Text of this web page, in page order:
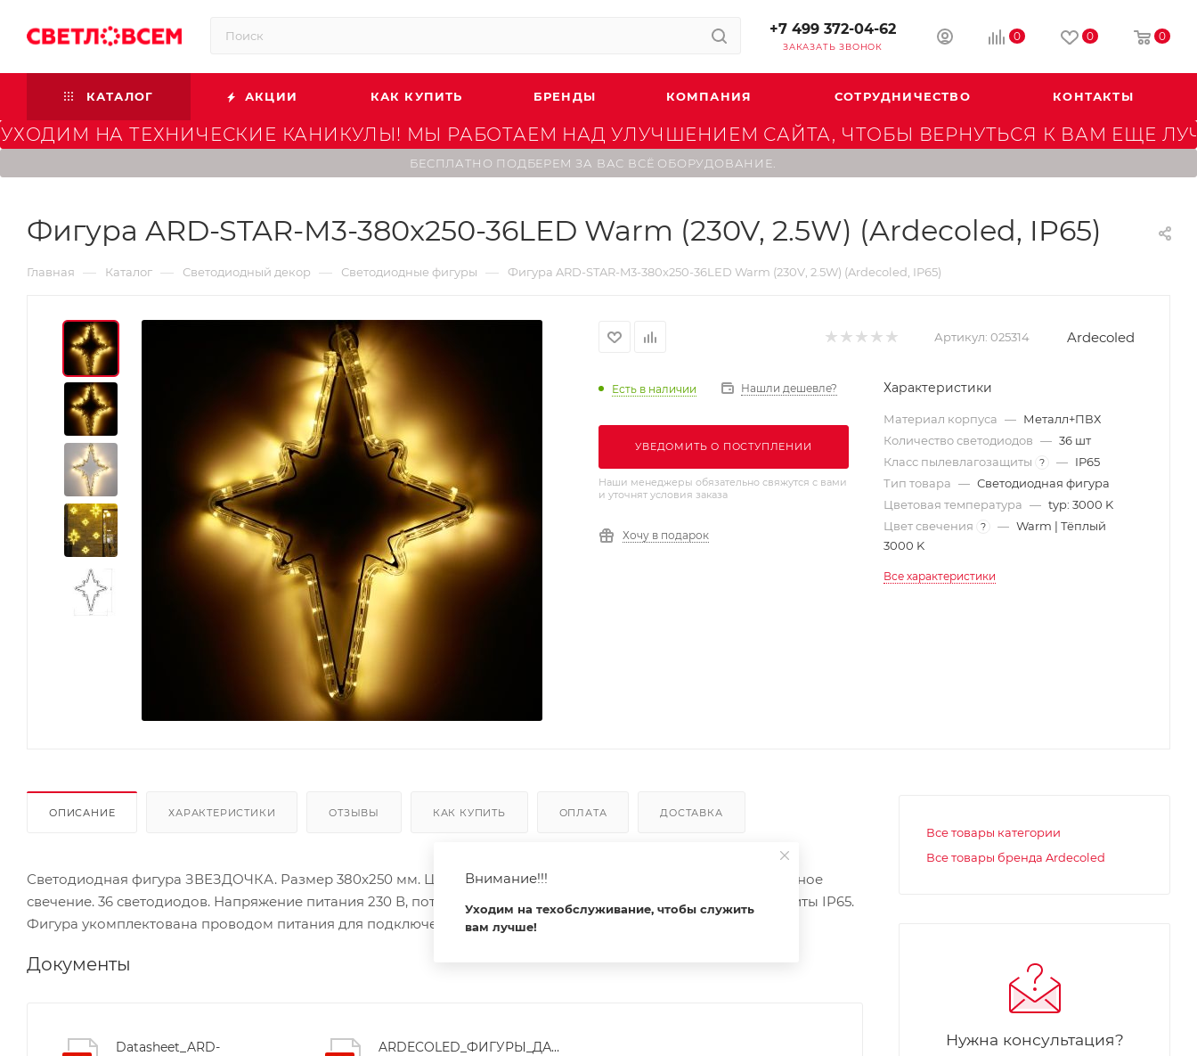
+7 499 372-04-62
ЗАКАЗАТЬ ЗВОНОК
0 0 0
КАТАЛОГ АКЦИИ КАК КУПИТЬ БРЕНДЫ КОМПАНИЯ СОТРУДНИЧЕСТВО КОНТАКТЫ
УХОДИМ НА ТЕХНИЧЕСКИЕ КАНИКУЛЫ! МЫ РАБОТАЕМ НАД УЛУЧШЕНИЕМ САЙТА, ЧТОБЫ ВЕРНУТЬСЯ К ВАМ ЕЩЕ
БЕСПЛАТНО ПОДБЕРЕМ ЗА ВАС ВСЁ ОБОРУДОВАНИЕ.
Фигура ARD-STAR-M3-380x250-36LED Warm (230V, 2.5W) (Ardecoled, IP65)
Главная — Каталог — Светодиодный декор — Светодиодные фигуры — Фигура ARD-STAR-M3-380x250-36LED Warm (230V, 2.5W) (Ardecoled, IP65)
Артикул: 025314 Ardecoled
Есть в наличии Нашли дешевле?
УВЕДОМИТЬ О ПОСТУПЛЕНИИ
Наши менеджеры обязательно свяжутся с вами
и уточнят условия заказа
Хочу в подарок
Характеристики
Материал корпуса — Металл+ПВХ
Количество светодиодов — 36 шт
Класс пылевлагозащиты
? — IP65
Тип товара — Светодиодная фигура
Цветовая температура — typ: 3000 K
Цвет свечения
? — Warm | Тёплый
3000 K
Все характеристики
ОПИСАНИЕ ХАРАКТЕРИСТИКИ ОТЗЫВЫ КАК КУПИТЬ ОПЛАТА ДОСТАВКА
Светодиодная фигура ЗВЕЗДОЧКА. Размер 380x250 мм. Цвет светодиодов ТЕПЛЫЙ БЕЛЫЙ (3000 К), постоянное
свечение. 36 светодиодов. Напряжение питания 230 В, потребляемая мощность 2.5 Вт, степень пылевлагозащиты IP65.
Фигура укомплектована проводом питания для подключения к сети 230 В (без вилки питания).
Документы
Datasheet_ARD-
ARDECOLED_ФИГУРЫ_ДАТАШИТ_025314.pdf
Все товары категории
Все товары бренда Ardecoled
Нужна консультация?
Внимание!!!
Уходим на техобслуживание, чтобы служить
вам лучше!